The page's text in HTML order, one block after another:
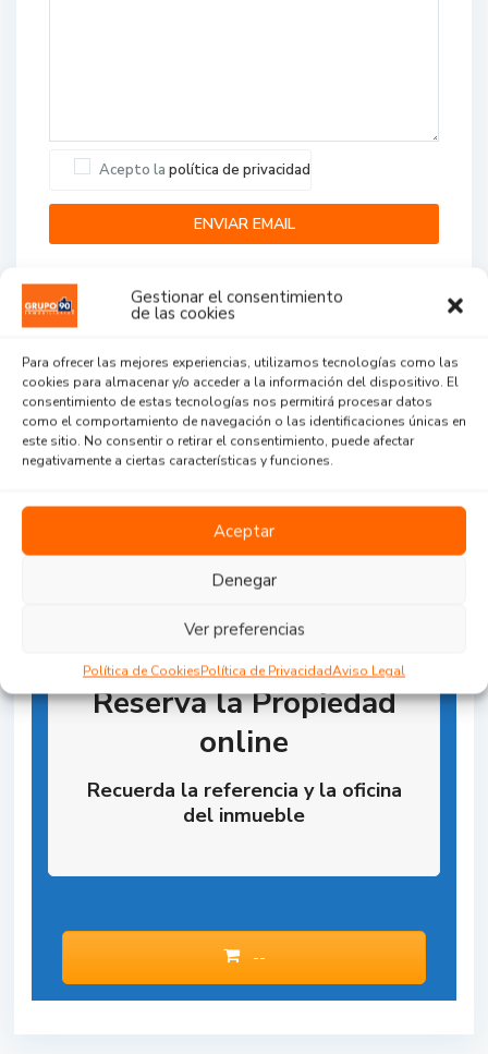
Gestionar el consentimiento
de las cookies
Para ofrecer las mejores experiencias, utilizamos tecnologías como las
cookies para almacenar y/o acceder a la información del dispositivo. El
consentimiento de estas tecnologías nos permitirá procesar datos
como el comportamiento de navegación o las identificaciones únicas en
este sitio. No consentir o retirar el consentimiento, puede afectar
negativamente a ciertas características y funciones.
Aceptar
Denegar
Ver preferencias
Política de CookiesPolítica de PrivacidadAviso Legal
Acepto la política de privacidad
Agent Reviews
...
Reserva la Propiedad
online
Recuerda la referencia y la oficina
del inmueble
--